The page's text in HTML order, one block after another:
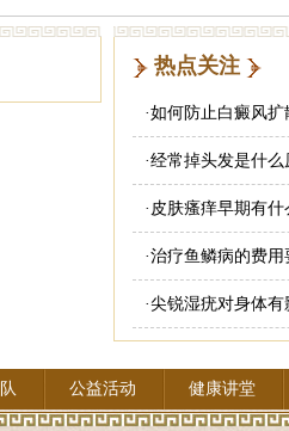
热点关注
·如何防止白癜风扩
·经常掉头发是什么
· 皮肤瘙痒早期有什
·治疗鱼鳞病的费用
·尖锐湿疣对身体有
公益活动 健康讲堂